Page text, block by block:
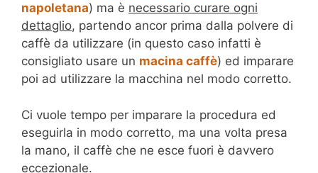
napoletana) ma è necessario curare ogni
dettaglio, partendo ancor prima dalla polvere di
caffè da utilizzare (in questo caso infatti è
consigliato usare un macina caffè) ed imparare
poi ad utilizzare la macchina nel modo corretto.
Ci vuole tempo per imparare la procedura ed
eseguirla in modo corretto, ma una volta presa
la mano, il caffè che ne esce fuori è davvero
eccezionale.